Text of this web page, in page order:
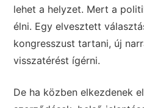
lehet a helyzet. Mert a
élni. Egy elvesztett
kongresszust tartani, új
visszatérést ígérni.
De ha közben elkezdenek